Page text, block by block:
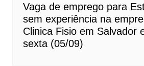
Vaga de emprego para
sem experiência na
Clinica Fisio em Salvador
sexta (05/09)